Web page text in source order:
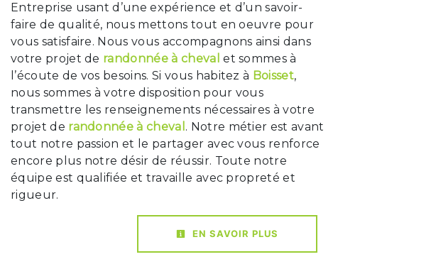
Entreprise usant d’une expérience et d’un savoir-
faire de qualité, nous mettons tout en oeuvre pour
vous satisfaire. Nous vous accompagnons ainsi dans
votre projet de randonnée à cheval et sommes à
l’écoute de vos besoins. Si vous habitez à Boisset,
nous sommes à votre disposition pour vous
transmettre les renseignements nécessaires à votre
projet de randonnée à cheval . Notre métier est avant
tout notre passion et le partager avec vous renforce
encore plus notre désir de réussir. Toute notre
équipe est qualifiée et travaille avec propreté et
rigueur.
EN SAVOIR PLUS